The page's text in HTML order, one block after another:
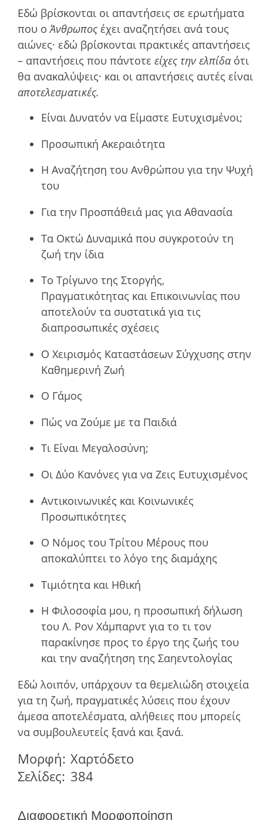
Εδώ βρίσκονται οι απαντήσεις σε ερωτήµατα
που οΆνθρωπος έχει αναζητήσει ανά τους
αιώνες· εδώ βρίσκονται πρακτικές απαντήσεις
– απαντήσεις που πάντοτε είχες την ελπίδα ότι
θα ανακαλύψεις· και οι απαντήσεις αυτές είναι
αποτελεσµατικές.
Είναι Δυνατόν να Είμαστε Ευτυχισμένοι;
Προσωπική Ακεραιότητα
Η Αναζήτηση του Ανθρώπου για την Ψυχή
του
Για την Προσπάθειά µας για Αθανασία
Τα Οκτώ Δυναµικά που συγκροτούν τη
ζωή την ίδια
Το Τρίγωνο της Στοργής,
Πραγµατικότητας και Επικοινωνίας που
αποτελούν τα συστατικά για τις
διαπροσωπικές σχέσεις
Ο Χειρισµός Καταστάσεων Σύγχυσης στην
Καθηµερινή Ζωή
Ο Γάμος
Πώς να Ζούμε με τα Παιδιά
Τι Είναι Μεγαλοσύνη;
Οι Δύο Κανόνες για να Ζεις Ευτυχισμένος
Αντικοινωνικές και Κοινωνικές
Προσωπικότητες
Ο Νόµος του Τρίτου Μέρους που
αποκαλύπτει το λόγο της διαµάχης
Τιµιότητα και Ηθική
Η Φιλοσοφία μου, η προσωπική δήλωση
του Λ. Ρον Χάμπαρντ για το τι τον
παρακίνησε προς το έργο της ζωής του
και την αναζήτηση της Σαηεντολογίας
Εδώ λοιπόν, υπάρχουν τα θεµελιώδη στοιχεία
για τη ζωή, πραγµατικές λύσεις που έχουν
άµεσα αποτελέσµατα, αλήθειες που µπορείς
να συµβουλευτείς ξανά και ξανά.
Μορφή: Χαρτόδετο
Σελίδες: 384
Διαφορετική Μορφοποίηση